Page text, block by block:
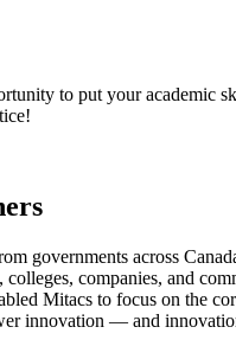
to put your academic
governments across
colleges, companies, and
Mitacs to focus on the
innovation — and